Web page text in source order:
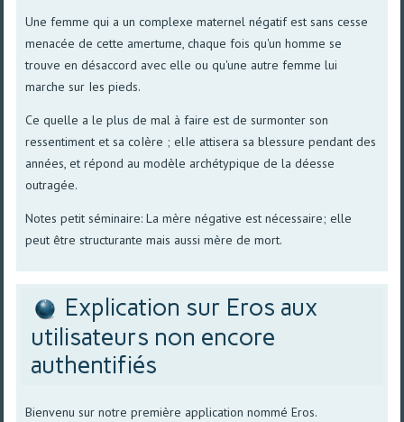
Une femme qui a un complexe maternel négatif est sans cesse
menacée de cette amertume, chaque fois qu'un homme se
trouve en désaccord avec elle ou qu'une autre femme lui
marche sur Ies pieds.
Ce quelle a le plus de mal à faire est de surmonter son
ressentiment et sa coIère ; elIe attisera sa blessure pendant des
années, et répond au modèle archétypique de la déesse
outragée.
Notes petit séminaire: La mère négative est nécessaire; elle
peut être structurante mais aussi mère de mort.
Explication sur Eros aux
utilisateurs non encore
authentifiés
Bienvenu sur notre première application nommé Eros.